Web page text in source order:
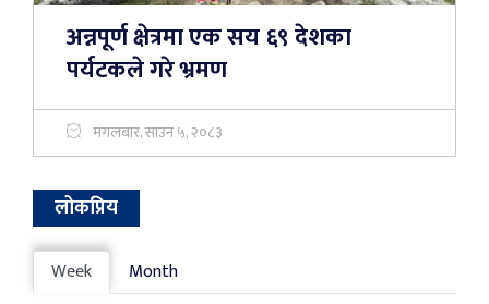
अन्नपूर्ण क्षेत्रमा एक सय ६९ देशका
पर्यटकले गरे भ्रमण
मंगलबार, साउन ५, २०८३
लोकप्रिय
Week Month